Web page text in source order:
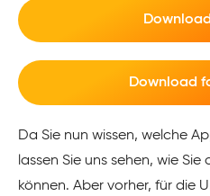
Download
Da Sie nun wissen, welche
lassen Sie uns sehen, wie
können. Aber vorher, für die